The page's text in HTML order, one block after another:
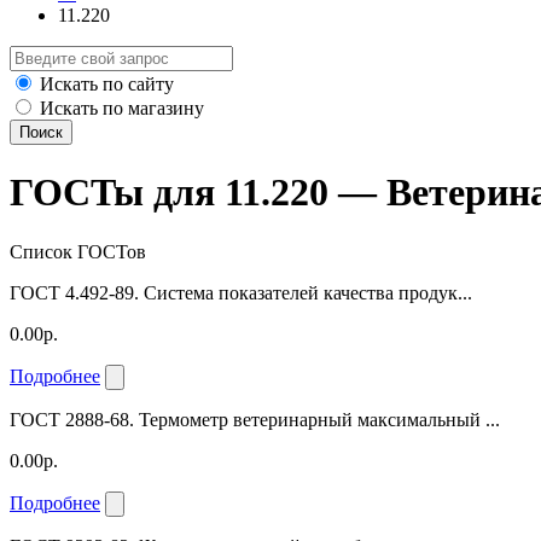
11.220
Искать по сайту
Искать по магазину
Поиск
ГОСТы для 11.220 —
Список ГОСТов
ГОСТ 4.492-89. Система показателей качества продук...
0.00р.
Подробнее
ГОСТ 2888-68. Термометр ветеринарный максимальный ...
0.00р.
Подробнее